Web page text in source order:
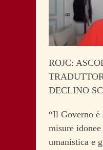
ROJC:
DECLINO
“Il Governo è
misure
umanistica e